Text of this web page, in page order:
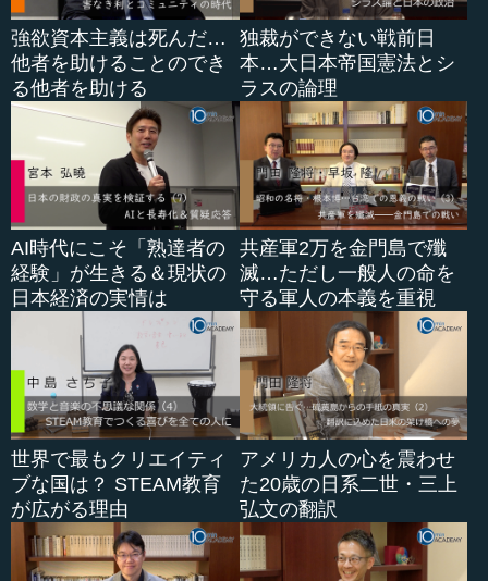
強欲資本主義は死んだ…
他者を助けることのでき
る他者を助ける
独裁ができない戦前日
本…大日本帝国憲法とシ
ラスの論理
AI時代にこそ「熟達者の
経験」が生きる＆現状の
日本経済の実情は
共産軍2万を金門島で殲
滅…ただし一般人の命を
守る軍人の本義を重視
世界で最もクリエイティ
ブな国は？ STEAM教育
が広がる理由
アメリカ人の心を震わせ
た20歳の日系二世・三上
弘文の翻訳